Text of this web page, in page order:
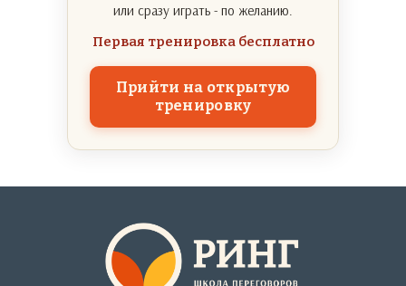
или сразу играть - по желанию.
Первая тренировка бесплатно
Прийти на открытую
тренировку